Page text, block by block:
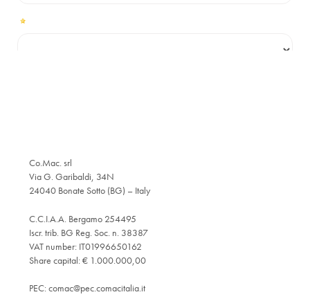
Co.Mac. srl
Via G. Garibaldi, 34N
24040 Bonate Sotto (BG) – Italy
C.C.I.A.A. Bergamo 254495
Iscr. trib. BG Reg. Soc. n. 38387
VAT number: IT01996650162
Share capital: € 1.000.000,00
PEC: comac@pec.comacitalia.it